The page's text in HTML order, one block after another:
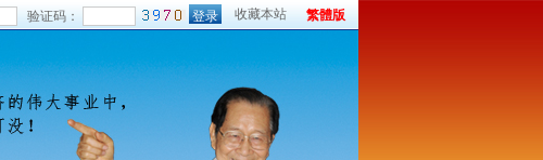
验证码： 收藏本站 繁體版